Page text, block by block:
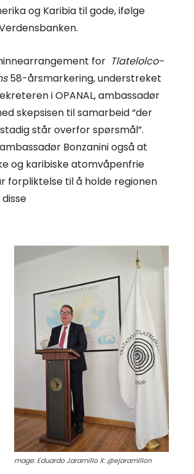
og Karibia til gode, ifølge
for Tlatelolco-
58-årsmarkering, understreket
i OPANAL, ambassadør
skepsisen til samarbeid “der
står overfor spørsmål”.
Bonzanini også at
og karibiske atomvåpenfrie
forpliktelse til å holde regionen
mage: Eduardo Jaramillo X: @ejaramillon